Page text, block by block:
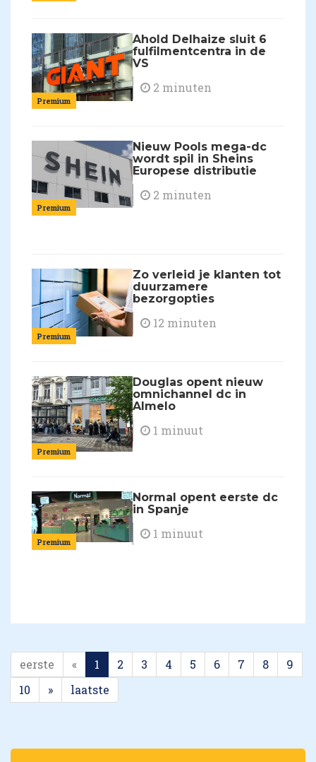
Premium
Ahold Delhaize sluit 6
fulfilmentcentra in de
VS
2 minuten
Premium
Nieuw Pools mega-dc
wordt spil in Sheins
Europese distributie
2 minuten
Premium
Zo verleid je klanten tot
duurzamere
bezorgopties
12 minuten
Premium
Douglas opent nieuw
omnichannel dc in
Almelo
1 minuut
Premium
Normal opent eerste dc
in Spanje
1 minuut
eerste « 1 2 3 4 5 6 7 8
9
10
» laatste